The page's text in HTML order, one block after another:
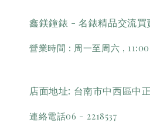
鑫鎂鐘錶 - 名錶精品交流買
營業時間 : 周一至周六 ,
店面地址: 台南市中西區中
連絡電話06 - 2218537